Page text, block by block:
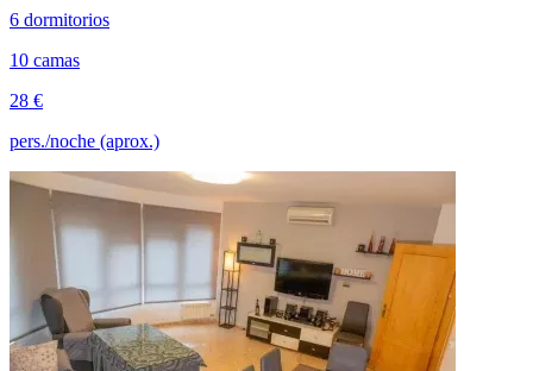
6 dormitorios
10 camas
28 €
pers./noche (aprox.)